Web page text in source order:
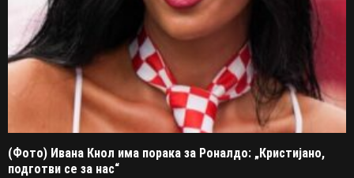
(Фото) Ивана Кнол има порака за Роналдо: „Кристијано,
подготви се за нас“